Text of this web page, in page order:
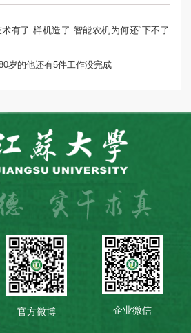
有了 样机造了 智能农机为何还“下不了
岁的他还有5件工作没完成
官方微博 企业微信